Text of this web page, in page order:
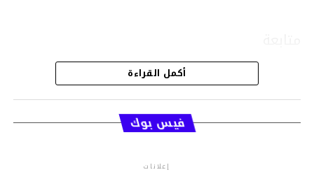
قسم الاخبار
أكمل القراءة
فيس بوك
إعلانات